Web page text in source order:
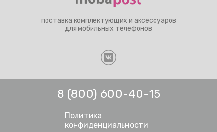
поставка комплектующих и аксессуаров
для мобильных телефонов
8 (800) 600-40-15
Политика
конфиденциальности